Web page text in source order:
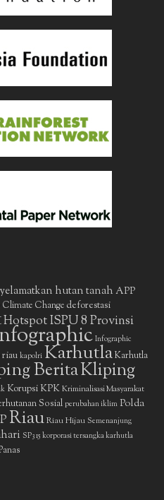
hutan tanah APP
Climate Change deforestasi
Hotspot ISPU 8 Provinsi
Infographic
riau kapolri KarhutlaKarhutla
BeritaKliping
Korupsi KPKKriminalisasi Masyarakat
Sosial perubahan iklim Polda
RiauRiau Hijau Semenanjung
SP3 15 korporasi tersangka karhutla